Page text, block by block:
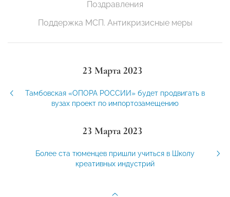
Поздравления
Поддержка МСП. Антикризисные меры
23 Марта 2023
Тамбовская «ОПОРА РОССИИ» будет продвигать в
вузах проект по импортозамещению
23 Марта 2023
Более ста тюменцев пришли учиться в Школу
креативных индустрий